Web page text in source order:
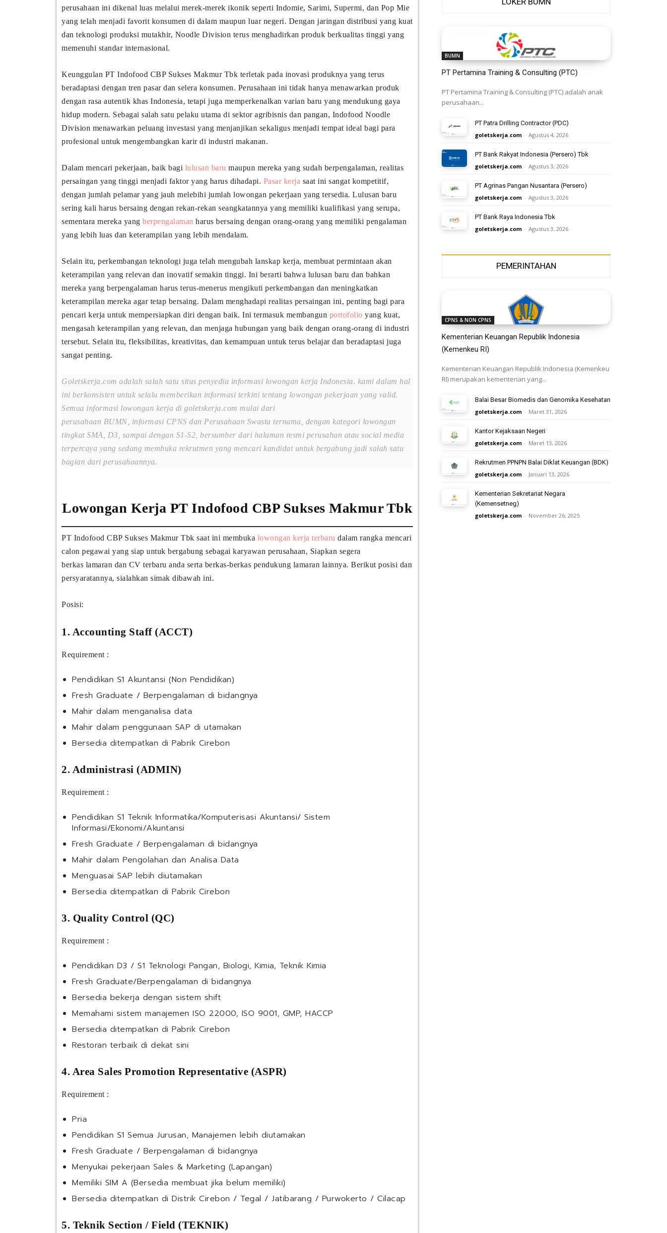
perusahaan ini dikenal luas melalui merek-merek ikonik seperti Indomie, Sarimi, Supermi, dan Pop Mie
yang telah menjadi favorit konsumen di dalam maupun luar negeri. Dengan jaringan distribusi yang kuat
dan teknologi produksi mutakhir, Noodle Division terus menghadirkan produk berkualitas tinggi yang
memenuhi standar internasional.
Keunggulan PT Indofood CBP Sukses Makmur Tbk terletak pada inovasi produknya yang terus
beradaptasi dengan tren pasar dan selera konsumen. Perusahaan ini tidak hanya menawarkan produk
dengan rasa autentik khas Indonesia, tetapi juga memperkenalkan varian baru yang mendukung gaya
hidup modern. Sebagai salah satu pelaku utama di sektor agribisnis dan pangan, Indofood Noodle
Division menawarkan peluang investasi yang menjanjikan sekaligus menjadi tempat ideal bagi para
profesional untuk mengembangkan karir di industri makanan.
Dalam mencari pekerjaan, baik bagi lulusan baru maupun mereka yang sudah berpengalaman, realitas
persaingan yang tinggi menjadi faktor yang harus dihadapi. Pasar kerja saat ini sangat kompetitif,
dengan jumlah pelamar yang jauh melebihi jumlah lowongan pekerjaan yang tersedia. Lulusan baru
sering kali harus bersaing dengan rekan-rekan seangkatannya yang memiliki kualifikasi yang serupa,
sementara mereka yang berpengalaman harus bersaing dengan orang-orang yang memiliki pengalaman
yang lebih luas dan keterampilan yang lebih mendalam.
Selain itu, perkembangan teknologi juga telah mengubah lanskap kerja, membuat permintaan akan
keterampilan yang relevan dan inovatif semakin tinggi. Ini berarti bahwa lulusan baru dan bahkan
mereka yang berpengalaman harus terus-menerus mengikuti perkembangan dan meningkatkan
keterampilan mereka agar tetap bersaing. Dalam menghadapi realitas persaingan ini, penting bagi para
pencari kerja untuk mempersiapkan diri dengan baik. Ini termasuk membangun portofolio yang kuat,
mengasah keterampilan yang relevan, dan menjaga hubungan yang baik dengan orang-orang di industri
tersebut. Selain itu, fleksibilitas, kreativitas, dan kemampuan untuk terus belajar dan beradaptasi juga
sangat penting.
Goletskerja.com adalah salah satu situs penyedia informasi lowongan kerja Indonesia. kami dalam hal
ini berkonsisten untuk selalu memberikan informasi terkini tentang lowongan pekerjaan yang valid.
Semua informasi lowongan kerja di goletskerja.com mulai dari
perusahaan BUMN, informasi CPNS dan Perusahaan Swasta ternama, dengan kategori lowongan
tingkat SMA, D3, sampai dengan S1-S2, bersumber dari halaman resmi perusahan atau social media
terpercaya yang sedang membuka rekrutmen yang mencari kandidat untuk bergabung jadi salah satu
bagian dari perusahaannya.
Lowongan Kerja PT Indofood CBP Sukses Makmur Tbk
PT Indofood CBP Sukses Makmur Tbk saat ini membuka lowongan kerja terbaru dalam rangka mencari
calon pegawai yang siap untuk bergabung sebagai karyawan perusahaan, Siapkan segera
berkas lamaran dan CV terbaru anda serta berkas-berkas pendukung lamaran lainnya. Berikut posisi dan
persyaratannya, sialahkan simak dibawah ini.
Posisi:
1. Accounting Staff (ACCT)
Requirement :
Pendidikan S1 Akuntansi (Non Pendidikan)
Fresh Graduate / Berpengalaman di bidangnya
Mahir dalam menganalisa data
Mahir dalam penggunaan SAP di utamakan
Bersedia ditempatkan di Pabrik Cirebon
2. Administrasi (ADMIN)
Requirement :
Pendidikan S1 Teknik Informatika/Komputerisasi Akuntansi/ Sistem
Informasi/Ekonomi/Akuntansi
Fresh Graduate / Berpengalaman di bidangnya
Mahir dalam Pengolahan dan Analisa Data
Menguasai SAP lebih diutamakan
Bersedia ditempatkan di Pabrik Cirebon
3. Quality Control (QC)
Requirement :
Pendidikan D3 / S1 Teknologi Pangan, Biologi, Kimia, Teknik Kimia
Fresh Graduate/Berpengalaman di bidangnya
Bersedia bekerja dengan sistem shift
Memahami sistem manajemen ISO 22000, ISO 9001, GMP, HACCP
Bersedia ditempatkan di Pabrik Cirebon
Restoran terbaik di dekat sini
4. Area Sales Promotion Representative (ASPR)
Requirement :
Pria
Pendidikan S1 Semua Jurusan, Manajemen lebih diutamakan
Fresh Graduate / Berpengalaman di bidangnya
Menyukai pekerjaan Sales & Marketing (Lapangan)
Memiliki SIM A (Bersedia membuat jika belum memiliki)
Bersedia ditempatkan di Distrik Cirebon / Tegal / Jatibarang / Purwokerto / Cilacap
5. Teknik Section / Field (TEKNIK)
BUMN
PT Pertamina Training & Consulting (PTC)
PT Pertamina Training & Consulting (PTC) adalah anak
perusahaan...
PT Patra Drilling Contractor (PDC)
goletskerja.com - Agustus 4, 2026
PT Bank Rakyat Indonesia (Persero) Tbk
goletskerja.com - Agustus 3, 2026
PT Agrinas Pangan Nusantara (Persero)
goletskerja.com - Agustus 3, 2026
PT Bank Raya Indonesia Tbk
goletskerja.com - Agustus 3, 2026
PEMERINTAHAN
CPNS & NON CPNS
Kementerian Keuangan Republik Indonesia
(Kemenkeu RI)
Kementerian Keuangan Republik Indonesia (Kemenkeu
RI) merupakan kementerian yang...
Balai Besar Biomedis dan Genomika Kesehatan
goletskerja.com - Maret 31, 2026
Kantor Kejaksaan Negeri
goletskerja.com - Maret 13, 2026
Rekrutmen PPNPN Balai Diklat Keuangan (BDK)
goletskerja.com - Januari 13, 2026
Kementerian Sekretariat Negara
(Kemensetneg)
goletskerja.com - November 26, 2025